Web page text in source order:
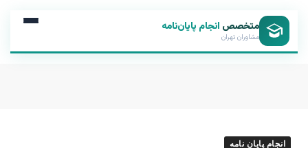
متخصص انجام پایان‌نامه
مشاوران تهران
انجام پایان نامه